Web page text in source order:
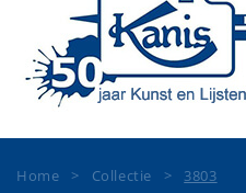
Home > Collectie > 3803